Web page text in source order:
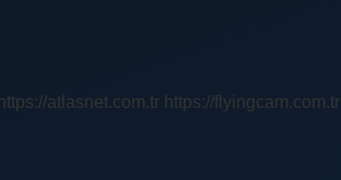
https://atlasnet.com.tr https://flyingcam.com.tr